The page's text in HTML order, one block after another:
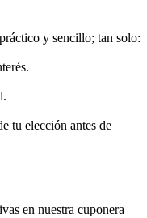
y sencillo; tan solo:
tu elección antes de
en nuestra cuponera